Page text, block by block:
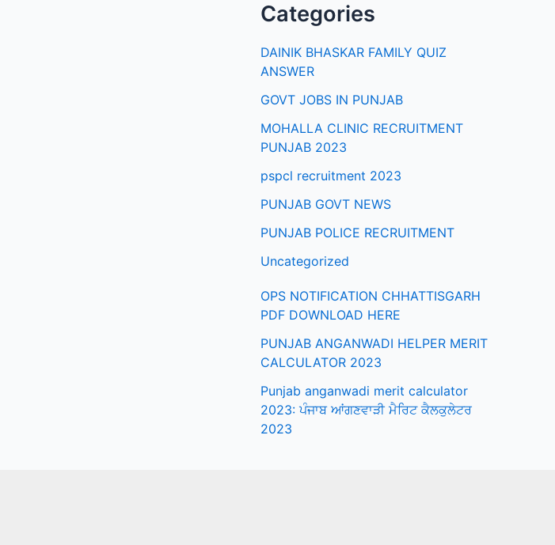
Categories
DAINIK BHASKAR FAMILY QUIZ
ANSWER
GOVT JOBS IN PUNJAB
MOHALLA CLINIC RECRUITMENT
PUNJAB 2023
pspcl recruitment 2023
PUNJAB GOVT NEWS
PUNJAB POLICE RECRUITMENT
Uncategorized
OPS NOTIFICATION CHHATTISGARH
PDF DOWNLOAD HERE
PUNJAB ANGANWADI HELPER MERIT
CALCULATOR 2023
Punjab anganwadi merit calculator
2023: ਪੰਜਾਬ ਆਂਗਣਵਾੜੀ ਮੈਰਿਟ ਕੈਲਕੁਲੇਟਰ
2023